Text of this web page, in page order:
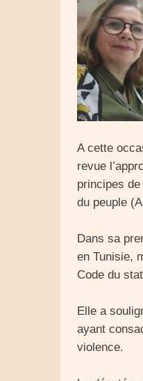
A cette
revue
principes
du peuple
Dans sa
en Tunisie,
Code du
Elle a
ayant
violence.